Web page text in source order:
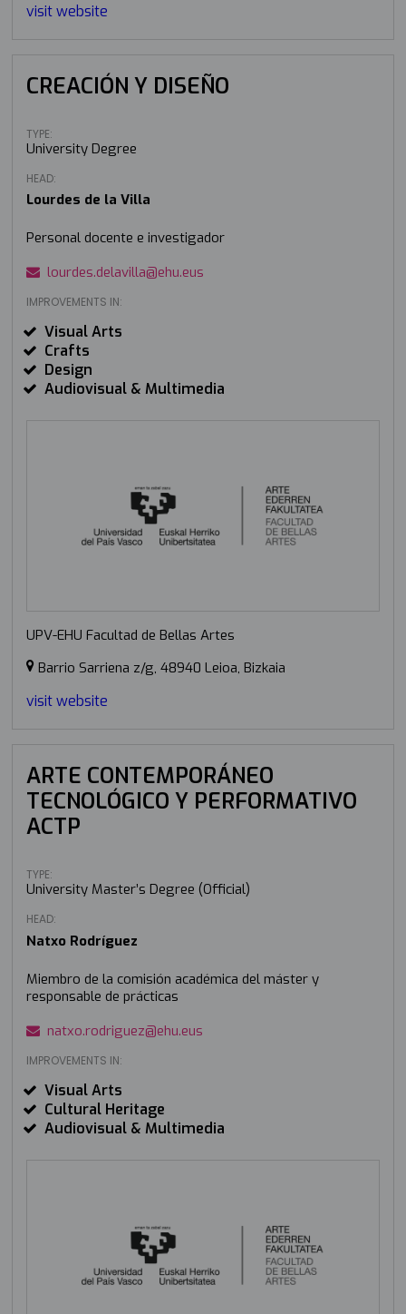
visit website
CREACIÓN Y DISEÑO
TYPE:
University Degree
HEAD:
Lourdes de la Villa
Personal docente e investigador
lourdes.delavilla@ehu.eus
IMPROVEMENTS IN:
Visual Arts
Crafts
Design
Audiovisual & Multimedia
UPV-EHU Facultad de Bellas Artes
Barrio Sarriena z/g, 48940 Leioa, Bizkaia
visit website
ARTE CONTEMPORÁNEO
TECNOLÓGICO Y PERFORMATIVO
ACTP
TYPE:
University Master’s Degree (Official)
HEAD:
Natxo Rodríguez
Miembro de la comisión académica del máster y
responsable de prácticas
natxo.rodriguez@ehu.eus
IMPROVEMENTS IN:
Visual Arts
Cultural Heritage
Audiovisual & Multimedia